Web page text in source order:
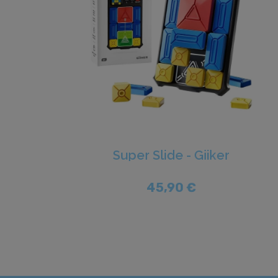
Super Slide - Giiker
45,90 €